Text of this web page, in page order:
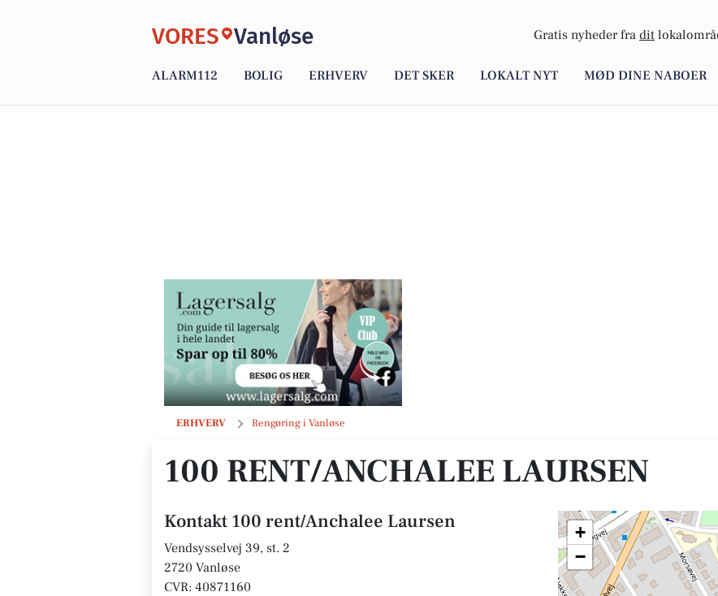
VORES Vanløse Gratis nyheder fra dit
ALARM112 BOLIG ERHVERV DET SKER LOKALT NYT MØD DINE NABOER
ERHVERV Rengøring i Vanløse
100 rent/Anchalee Laursen
100 RENT/ANCHALEE LAURSEN
Kontakt 100 rent/Anchalee Laursen
Vendsysselvej 39, st. 2
2720 Vanløse
CVR: 40871160
+
−